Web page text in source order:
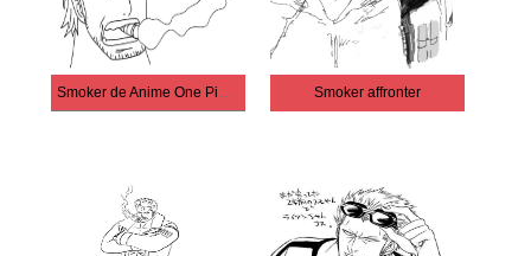
Smoker de Anime One Piece Smoker affronter